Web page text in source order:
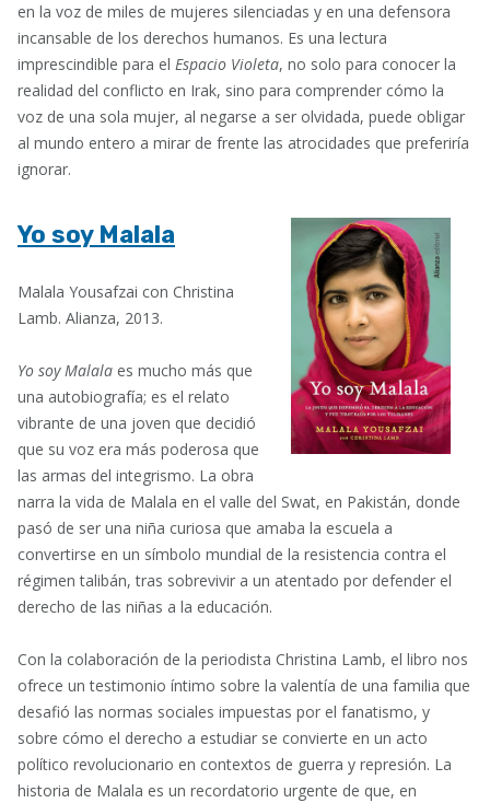
en la voz de miles de mujeres silenciadas y en una defensora
incansable de los derechos humanos. Es una lectura
imprescindible para el Espacio Violeta, no solo para conocer la
realidad del conflicto en Irak, sino para comprender cómo la
voz de una sola mujer, al negarse a ser olvidada, puede obligar
al mundo entero a mirar de frente las atrocidades que preferiría
ignorar.
Yo soy Malala
Malala Yousafzai con Christina
Lamb. Alianza, 2013.
Yo soy Malala es mucho más que
una autobiografía; es el relato
vibrante de una joven que decidió
que su voz era más poderosa que
las armas del integrismo. La obra
narra la vida de Malala en el valle del Swat, en Pakistán, donde
pasó de ser una niña curiosa que amaba la escuela a
convertirse en un símbolo mundial de la resistencia contra el
régimen talibán, tras sobrevivir a un atentado por defender el
derecho de las niñas a la educación.
Con la colaboración de la periodista Christina Lamb, el libro nos
ofrece un testimonio íntimo sobre la valentía de una familia que
desafió las normas sociales impuestas por el fanatismo, y
sobre cómo el derecho a estudiar se convierte en un acto
político revolucionario en contextos de guerra y represión. La
historia de Malala es un recordatorio urgente de que, en